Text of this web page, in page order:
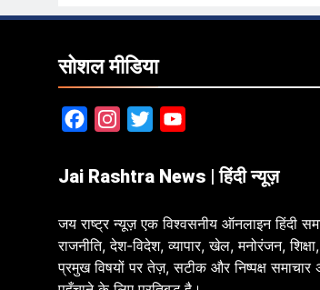
सोशल मीडिया
FacebookInstagram
Twitter
Jai Rashtra News | हिंदी न्यूज़
जय राष्ट्र न्यूज़ एक विश्वसनीय ऑनलाइन हिंदी
राजनीति, देश-विदेश, व्यापार, खेल, मनोरंजन,
प्रमुख विषयों पर तेज़, सटीक और निष्पक्ष